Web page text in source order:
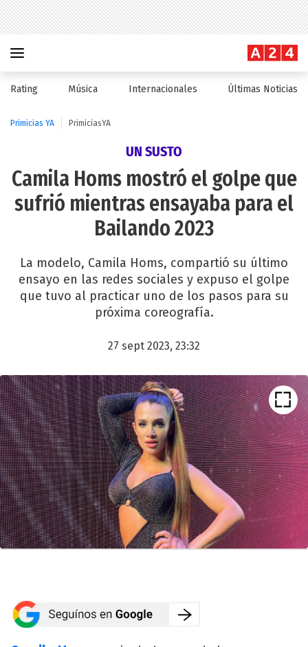
Rating Música Internacionales Últimas Noticias
Primicias YA PrimiciasYA
UN SUSTO
Camila Homs mostró el golpe que
sufrió mientras ensayaba para el
Bailando 2023
La modelo, Camila Homs, compartió su último
ensayo en las redes sociales y expuso el golpe
que tuvo al practicar uno de los pasos para su
próxima coreografía.
27 sept 2023, 23:32